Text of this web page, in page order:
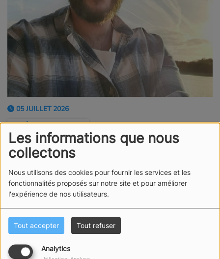
Les informations que nous
collectons
Nous utilisons des cookies pour fournir les services et les
fonctionnalités proposés sur notre site et pour améliorer
l'expérience de nos utilisateurs.
Tout accepter Tout refuser
Analytics
05 JUILLET 2026
ÉCOUTER LE PODCAST
Nouveau Bon Plan Radio Sables, avec Brice Cormier et
Fort d'une bonne expérience, il vient de se lancer en
auto-entreprise, pour la plus grande joie des petits et
des grands.
Il propose trois activités principales :
Découverte des dunes